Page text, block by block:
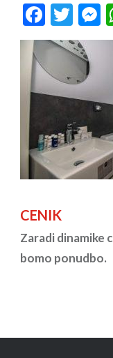
CENIK
Zaradi dinamike
bomo ponudbo.